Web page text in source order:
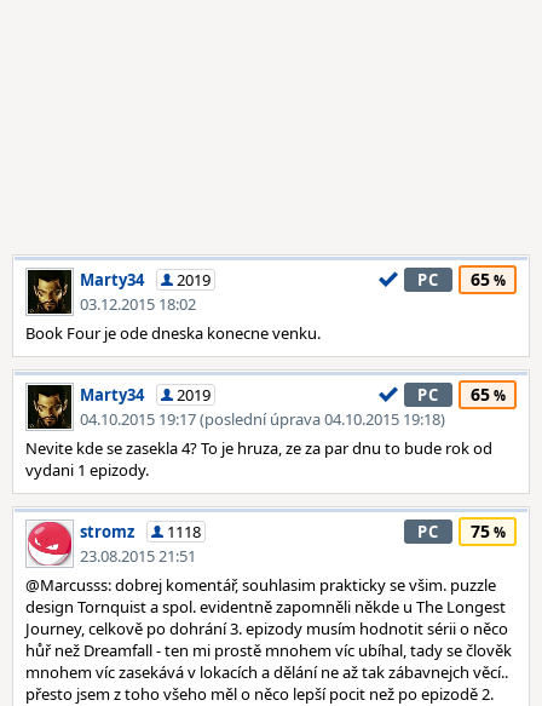
Marty34
2019
03.12.2015 18:02
PC 65
Book Four je ode dneska konecne venku.
Marty34
2019
04.10.2015 19:17 (poslední úprava 04.10.2015 19:18)
PC 65
Nevite kde se zasekla 4? To je hruza, ze za par dnu to bude rok od
vydani 1 epizody.
stromz
1118
23.08.2015 21:51
PC 75
@Marcusss: dobrej komentář, souhlasim prakticky se všim. puzzle
design Tornquist a spol. evidentně zapomněli někde u The Longest
Journey, celkově po dohrání 3. epizody musím hodnotit sérii o něco
hůř než Dreamfall - ten mi prostě mnohem víc ubíhal, tady se člověk
mnohem víc zasekává v lokacích a dělání ne až tak zábavnejch věcí..
přesto jsem z toho všeho měl o něco lepší pocit než po epizodě 2.